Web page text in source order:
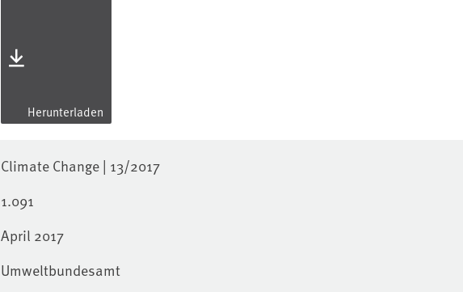
Herunterladen
Climate Change | 13/2017
1.091
April 2017
Umweltbundesamt